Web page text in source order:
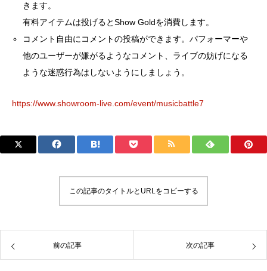
きます。
有料アイテムは投げるとShow Goldを消費します。
コメント自由にコメントの投稿ができます。パフォーマーや
他のユーザーが嫌がるようなコメント、ライブの妨げになる
ような迷惑行為はしないようにしましょう。
https://www.showroom-live.com/event/musicbattle7
この記事のタイトルとURLをコピーする
前の記事 次の記事